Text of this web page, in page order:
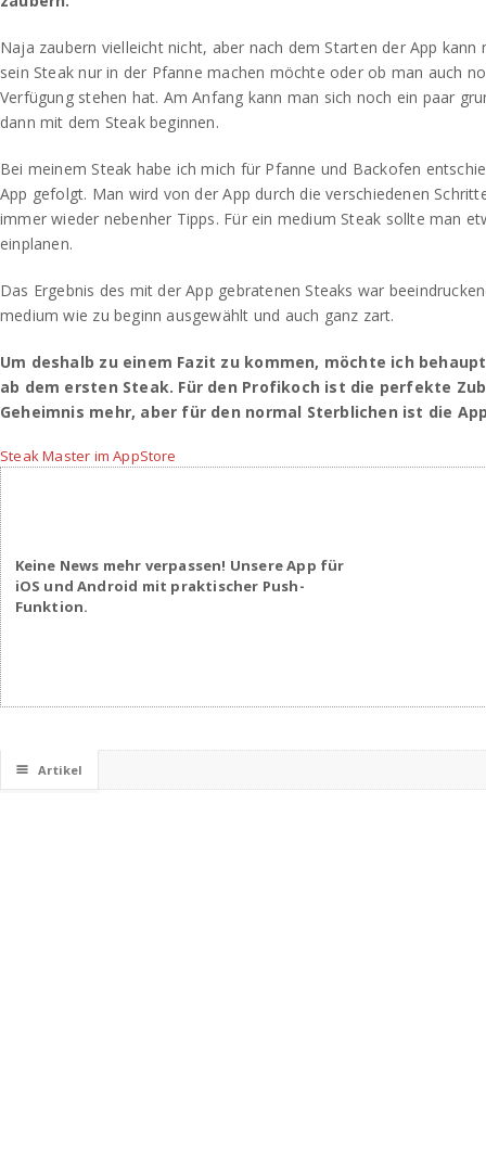
Naja zaubern vielleicht nicht, aber nach dem Starten der App
sein Steak nur in der Pfanne machen möchte oder ob man auch
Verfügung stehen hat. Am Anfang kann man sich noch ein paar
dann mit dem Steak beginnen.
Bei meinem Steak habe ich mich für Pfanne und Backofen
App gefolgt. Man wird von der App durch die verschiedenen
immer wieder nebenher Tipps. Für ein medium Steak sollte man
einplanen.
Das Ergebnis des mit der App gebratenen Steaks war
medium wie zu beginn ausgewählt und auch ganz zart.
Um deshalb zu einem Fazit zu kommen, möchte ich
ab dem ersten Steak. Für den Profikoch ist die perfekte
Geheimnis mehr, aber für den normal Sterblichen ist die
Steak Master im AppStore
Keine News mehr verpassen! Unsere App für
iOS und Android mit praktischer Push-
Funktion.
☰ Artikel